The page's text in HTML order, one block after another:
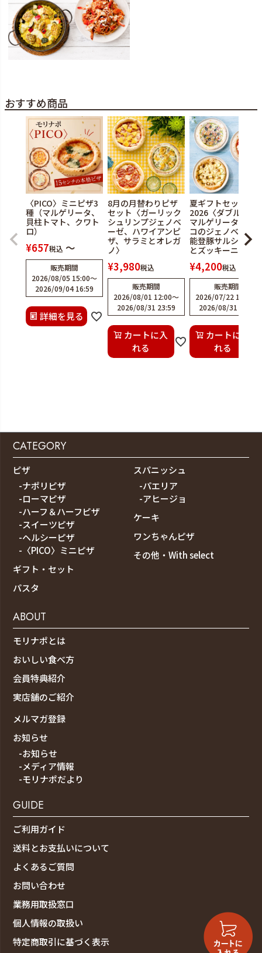
おすすめ商品
〈PICO〉ミニピザ3
種（マルゲリータ、
貝柱トマト、クワト
ロ）
¥657税込 〜
販売期間
2026/08/05 15:00〜
2026/09/04 16:59
詳細を見る
8月の月替わりピザ
セット〈ガーリック
シュリンプジェノベ
ーゼ、ハワイアンピ
ザ、サラミとオレガ
ノ〉
¥3,980税込
販売期間
2026/08/01 12:00〜
2026/08/31 23:59
カートに入
れる
夏ギフトセット
2026〈ダブルチー
マルゲリータ、水
コのジェノベーゼ
能登豚サルシッチ
とズッキーニ〉
¥4,200税込
販売期間
2026/07/22 12:00
2026/08/31 23:59
カートに入
れる
CATEGORY
ピザ
-ナポリピザ
-ローマピザ
-ハーフ＆ハーフピザ
-スイーツピザ
-ヘルシーピザ
-〈PICO〉ミニピザ
ギフト・セット
パスタ
スパニッシュ
-パエリア
-アヒージョ
ケーキ
ワンちゃんピザ
その他・With select
ABOUT
モリナポとは
おいしい食べ方
会員特典紹介
実店舗のご紹介
メルマガ登録
お知らせ
-お知らせ
-メディア情報
-モリナポだより
GUIDE
ご利用ガイド
送料とお支払いについて
よくあるご質問
お問い合わせ
業務用取扱窓口
個人情報の取扱い
特定商取引に基づく表示